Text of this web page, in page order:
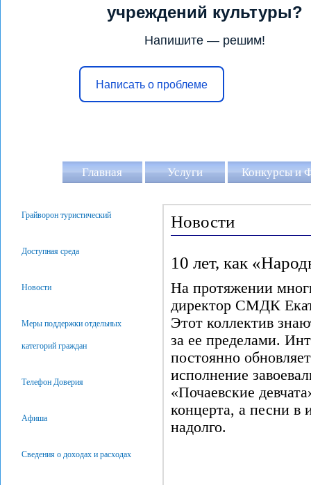
учреждений культуры?
Напишите — решим!
Написать о проблеме
Главная Услуги Конкурсы и
Грайворон туристический
Доступная среда
Новости
Меры поддержки отдельных
категорий граждан
Телефон Доверия
Афиша
Сведения о доходах и расходах
Новости
10 лет, как
На протяжении
директор СМДК
Этот коллектив
за ее пределами.
постоянно
исполнение
«Почаевские
концерта, а песни в
надолго.